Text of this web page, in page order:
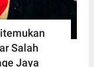
Salah
Jaya